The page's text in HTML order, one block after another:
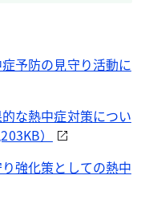
予防の見守り活動に
な熱中症対策につい
）
強化策としての熱中